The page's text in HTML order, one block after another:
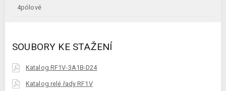
4pólové
SOUBORY KE STAŽENÍ
Katalog RF1V-3A1B-D24
Katalog relé řady RF1V